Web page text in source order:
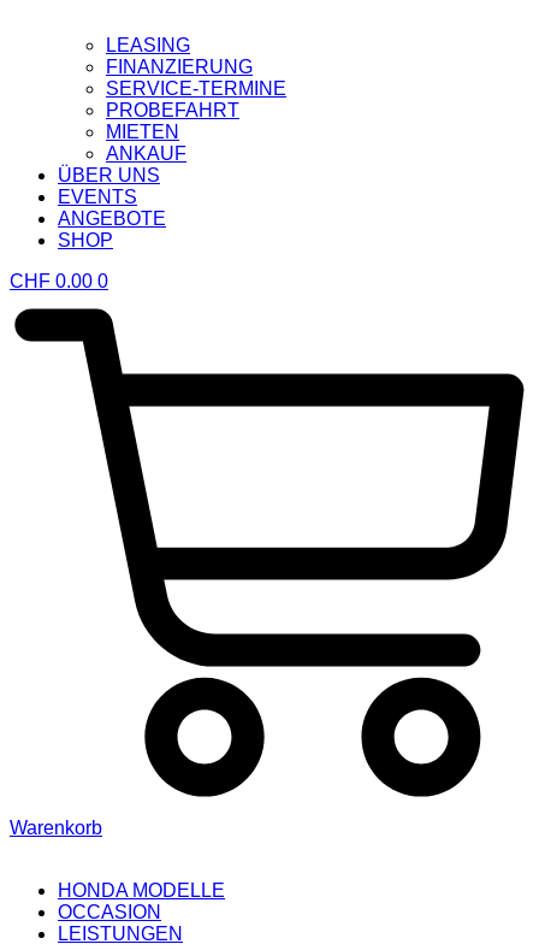
LEASING
FINANZIERUNG
SERVICE-TERMINE
PROBEFAHRT
MIETEN
ANKAUF
ÜBER UNS
EVENTS
ANGEBOTE
SHOP
CHF 0.00 0
Warenkorb
HONDA MODELLE
OCCASION
LEISTUNGEN